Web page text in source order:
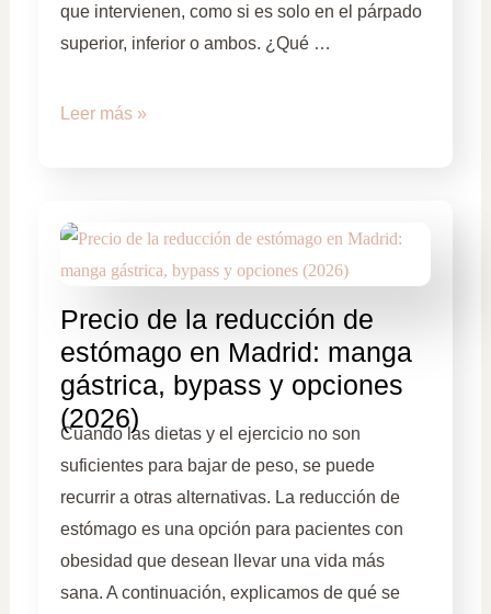
que intervienen, como si es solo en el párpado
superior, inferior o ambos. ¿Qué …
Leer más »
Precio de la reducción de
estómago en Madrid: manga
gástrica, bypass y opciones
(2026)
Cuando las dietas y el ejercicio no son
suficientes para bajar de peso, se puede
recurrir a otras alternativas. La reducción de
estómago es una opción para pacientes con
obesidad que desean llevar una vida más
sana. A continuación, explicamos de qué se